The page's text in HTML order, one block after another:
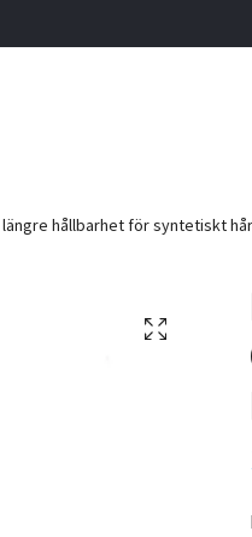
längre hållbarhet för syntetiskt hår